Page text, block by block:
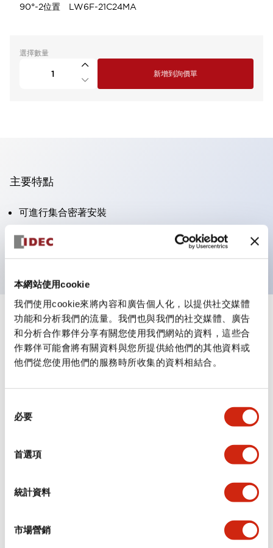
本網站使用cookie
我們使用cookie來將內容和廣告個人化，以提供社交媒體
功能和分析我們的流量。我們也與我們的社交媒體、廣告
和分析合作夥伴分享有關您使用我們網站的資料，這些合
作夥伴可能會將有關資料與您所提供給他們的其他資料或
他們從您使用他們的服務時所收集的資料相結合。
必要
首選項
統計資料
市場營銷
90°-2位置 LW6F-21C24MA
選擇數量
新增到詢價單
主要特點
可進行集合密著安裝
附鎖選擇開關採用高安全性的彈子鎖結構
防護結構為IP65（IEC60529）
規格 顯示全部
審美規範
環境規範
功能規格